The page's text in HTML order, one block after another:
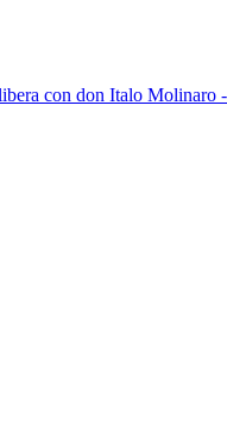
con don Italo Molinaro